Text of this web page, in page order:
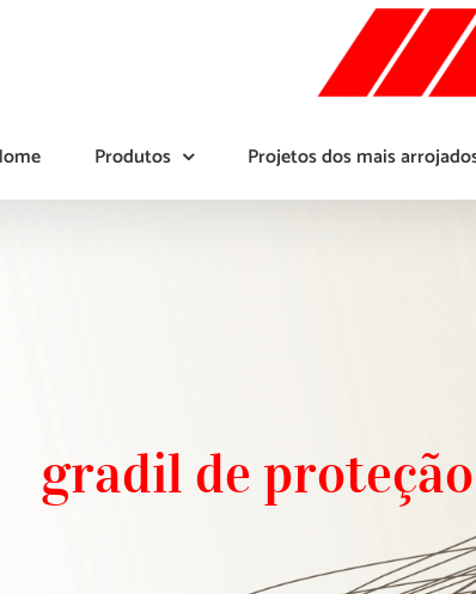
Produtos Projetos dos mais
gradil de